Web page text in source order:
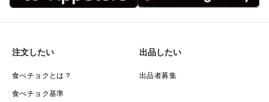
注文したい
食べチョクとは？
食べチョク基準
出品したい
出品者募集